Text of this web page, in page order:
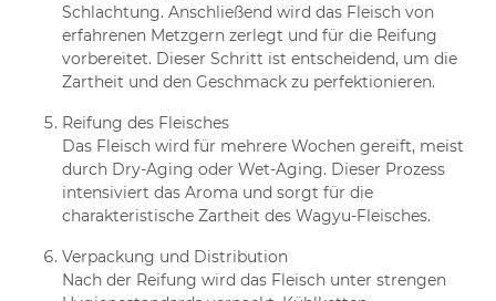
Schlachtung. Anschließend wird das Fleisch von
erfahrenen Metzgern zerlegt und für die Reifung
vorbereitet. Dieser Schritt ist entscheidend, um die
Zartheit und den Geschmack zu perfektionieren.
Reifung des Fleisches
Das Fleisch wird für mehrere Wochen gereift, meist
durch Dry-Aging oder Wet-Aging. Dieser Prozess
intensiviert das Aroma und sorgt für die
charakteristische Zartheit des Wagyu-Fleisches.
Verpackung und Distribution
Nach der Reifung wird das Fleisch unter strengen